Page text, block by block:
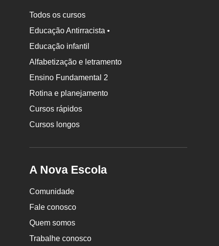
Todos os cursos
Educação Antirracista •
Educação infantil
Alfabetização e letramento
Ensino Fundamental 2
Rotina e planejamento
Cursos rápidos
Cursos longos
A Nova Escola
Comunidade
Fale conosco
Quem somos
Trabalhe conosco